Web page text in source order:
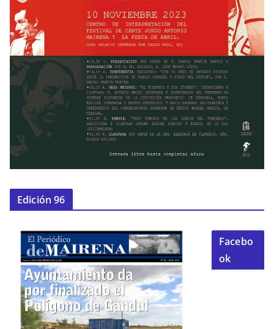
Edición 96
Facebo
ok